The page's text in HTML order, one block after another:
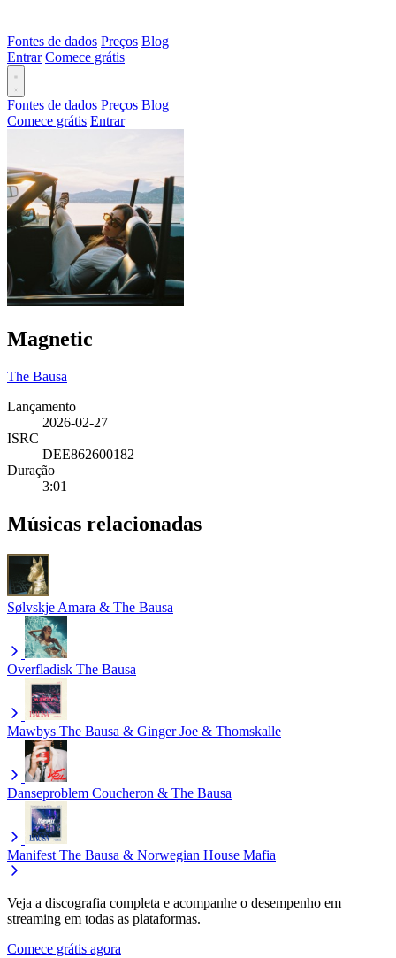
Fontes de dados Preços Blog
Entrar Comece grátis
Fontes de dados Preços Blog
Comece grátis Entrar
Magnetic
The Bausa
Lançamento
2026-02-27
ISRC
DEE862600182
Duração
3:01
Músicas relacionadas
Sølvskje Amara & The Bausa
Overfladisk The Bausa
Mawbys The Bausa & Ginger Joe & Thomskalle
Danseproblem Coucheron & The Bausa
Manifest The Bausa & Norwegian House Mafia
Veja a discografia completa e acompanhe o desempenho em
streaming em todas as plataformas.
Comece grátis agora